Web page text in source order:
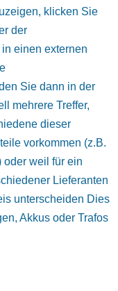
klicken Sie
der
einen externen
Sie dann in der
mehrere Treffer,
dieser
vorkommen (z.B.
oder weil für ein
Lieferanten
unterscheiden Dies
Akkus oder Trafos